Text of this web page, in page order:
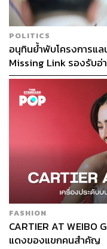
POLITICS
อนุทินย้ำพับโครงการแ
Missing Link รองรับอ่
FASHION
CARTIER AT WEIBO
แดงของแขกคนสำคัญ